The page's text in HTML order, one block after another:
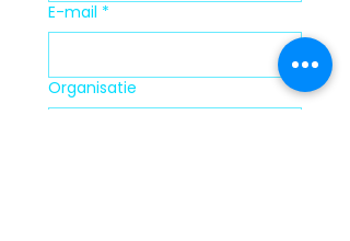
E-mail *
Organisatie